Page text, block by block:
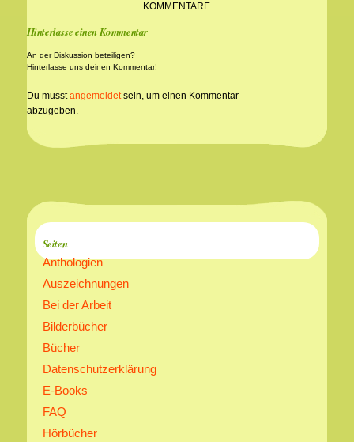
KOMMENTARE
Hinterlasse einen Kommentar
An der Diskussion beteiligen?
Hinterlasse uns deinen Kommentar!
Du musstangemeldetsein, um einen Kommentar
abzugeben.
Seiten
Anthologien
Auszeichnungen
Bei der Arbeit
Bilderbücher
Bücher
Datenschutzerklärung
E-Books
FAQ
Hörbücher